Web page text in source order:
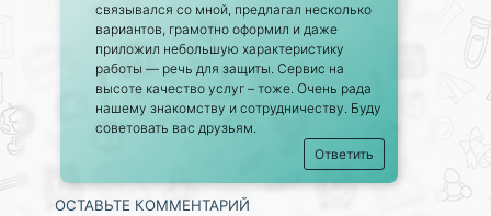
связывался со мной, предлагал несколько
вариантов, грамотно оформил и даже
приложил небольшую характеристику
работы — речь для защиты. Сервис на
высоте качество услуг – тоже. Очень рада
нашему знакомству и сотрудничеству. Буду
советовать вас друзьям.
Ответить
ОСТАВЬТЕ КОММЕНТАРИЙ